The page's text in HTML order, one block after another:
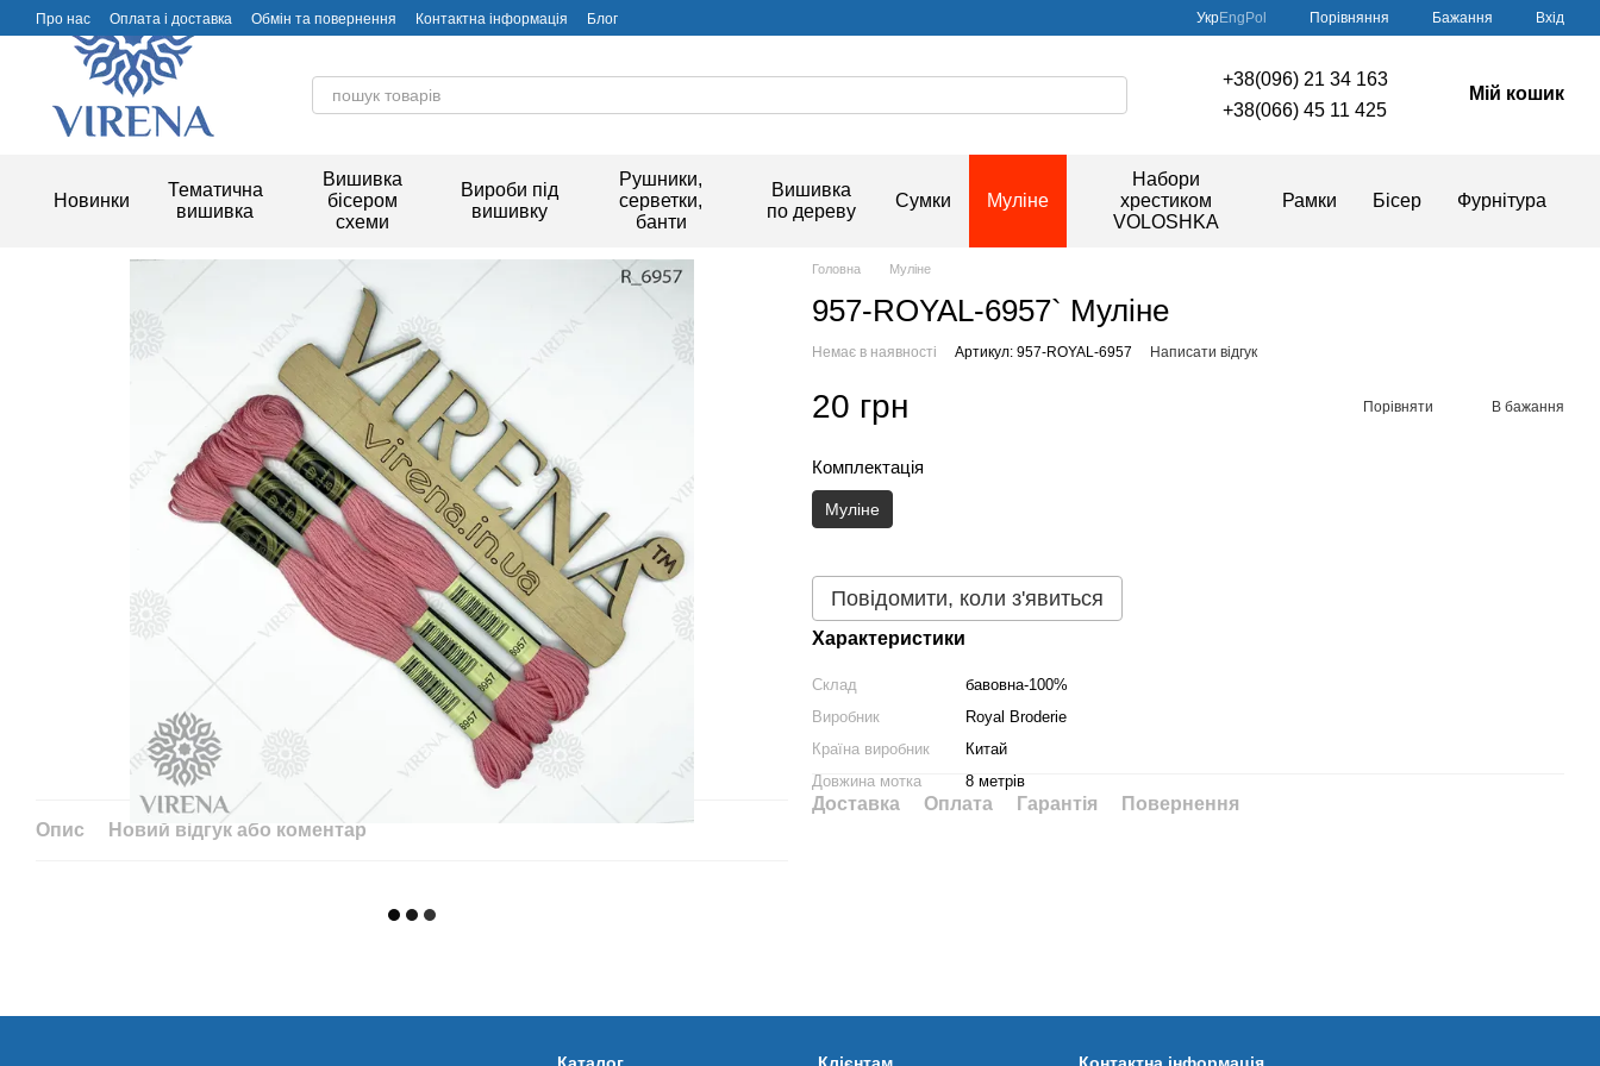
Перейти до основного контенту
Про нас Оплата і доставка Обмін та повернення Контактна інформація Блог УкрEng Pol Порівняння Бажання Вхід
+38(096) 21 34 163
+38(066) 45 11 425
Мій кошик
Новинки
Тематична
вишивка
Вишивка
бісером
схеми
Вироби під
вишивку
Рушники,
серветки,
банти
Вишивка
по дереву
Сумки Муліне
Набори
хрестиком
VOLOSHKA
Рамки Бісер Фурнітура
Опис Новий відгук або коментар
Головна Муліне
957-ROYAL-6957` Муліне
Немає в наявності Артикул: 957-ROYAL-6957 Написати відгук
20 грн Порівняти В бажання
Комплектація
Муліне
Повідомити, коли з'явиться
Характеристики
Склад
бавовна-100%
Виробник
Royal Broderie
Країна виробник
Китай
Довжина мотка
8 метрів
Доставка Оплата Гарантія Повернення